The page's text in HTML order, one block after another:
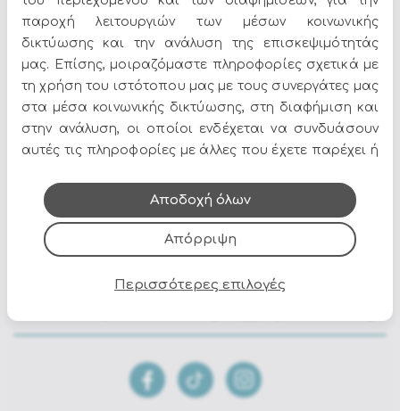
Διαστάσεις : 97a - 83b - 87h - 40h1 - 70h2 - 70h3
Σκελετός: Αλουμίνιο
Χρώμα :Moon
Βαφή :Ηλεκτροστατική
Επένδυση: Tetoron Rope(100% POLYESTER)
Διαθέτει μαξιλάρια με Olefin αδιαβροχοποιημένο
αφαιρούμενο ύφασμα
Όλες οι προσφορές και τα νέα του Epilegin,
παροχή λειτουργιών των μέσων κοινωνικής
δικτύωσης και την ανάλυση της επισκεψιμότητάς
μας. Επίσης, μοιραζόμαστε πληροφορίες σχετικά με
τη χρήση του ιστότοπου μας με τους συνεργάτες μας
στα μέσα κοινωνικής δικτύωσης, στη διαφήμιση και
στην ανάλυση, οι οποίοι ενδέχεται να συνδυάσουν
αυτές τις πληροφορίες με άλλες που έχετε παρέχει ή
τους.
Απόρριψη
Αποδοχή όλων
Περισσότερες επιλογές